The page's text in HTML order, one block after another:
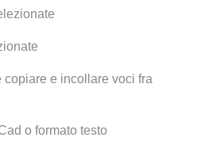
copiare e incollare voci fra
o formato testo